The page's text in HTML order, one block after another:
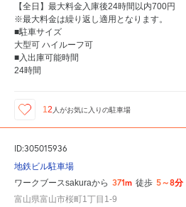
【全日】最大料金入庫後24時間以内700円
※最大料金は繰り返し適用となります。
■駐車サイズ
大型可 ハイルーフ可
■入出庫可能時間
24時間
12 人がお気に入りの駐車場
ID:305015936
地鉄ビル駐車場
ワークブースsakuraから 371m 徒歩 5～8分
富山県富山市桜町1丁目1-9